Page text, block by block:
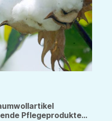
Pflegeprodukte...